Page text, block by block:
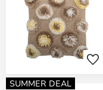
SUMMER DEAL